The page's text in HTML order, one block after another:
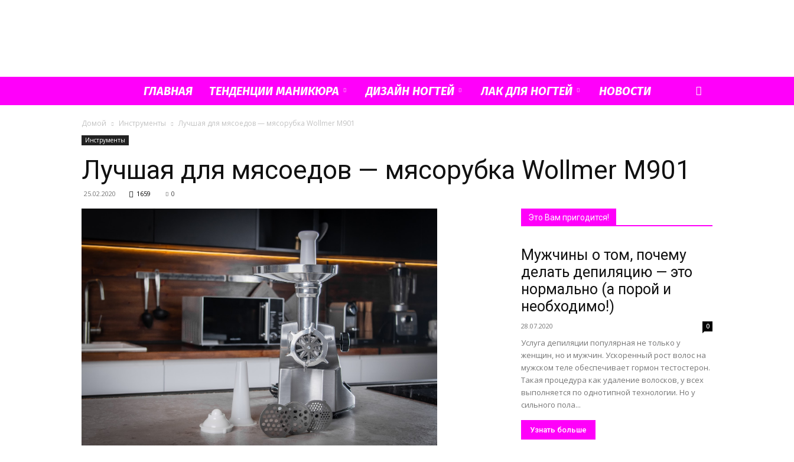
Французский
все
о
ГЛАВНАЯ ТЕНДЕНЦИИ МАНИКЮРА ДИЗАЙН НОГТЕЙ ЛАК ДЛЯ НОГТЕЙ НОВОСТИ
Домой Инструменты Лучшая для мясоедов — мясорубка Wollmer M901
Инструменты
Лучшая для мясоедов — мясорубка Wollmer M901
25.02.2020 1659 0
Это Вам пригодится!
Мужчины о том, почему
делать депиляцию — это
нормально (а порой и
необходимо!)
28.07.2020 0
Услуга депиляции популярная не только у
женщин, но и мужчин. Ускоренный рост волос на
мужском теле обеспечивает гормон тестостерон.
Такая процедура как удаление волосков, у всех
выполняется по однотипной технологии. Но у
сильного пола...
Узнать больше